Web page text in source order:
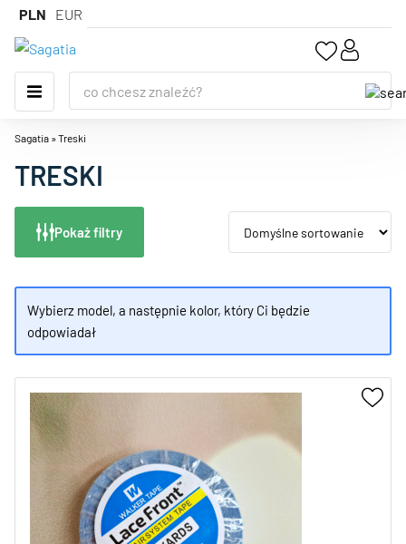
PLN EUR
Sagatia »Treski
TRESKI
Pokaż filtry
Wybierz model, a następnie kolor, który Ci będzie
odpowiadał